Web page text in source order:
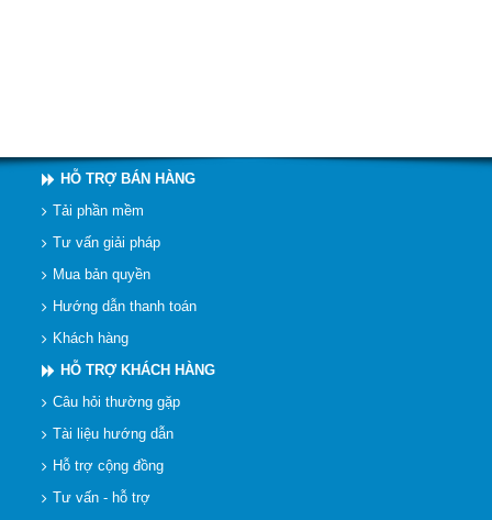
HỖ TRỢ BÁN HÀNG
Tải phần mềm
Tư vấn giải pháp
Mua bản quyền
Hướng dẫn thanh toán
Khách hàng
HỖ TRỢ KHÁCH HÀNG
Câu hỏi thường gặp
Tài liệu hướng dẫn
Hỗ trợ cộng đồng
Tư vấn - hỗ trợ